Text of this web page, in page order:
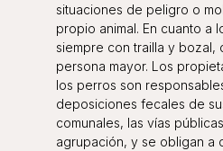
situaciones de peligro o
propio animal. En cuanto a
siempre con trailla y bozal,
persona mayor. Los
los perros son
deposiciones fecales de
comunales, las vías
agrupación, y se obligan a